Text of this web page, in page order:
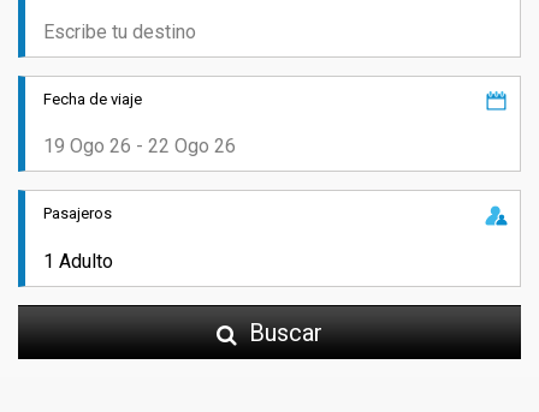
Fecha de viaje
Pasajeros
Buscar